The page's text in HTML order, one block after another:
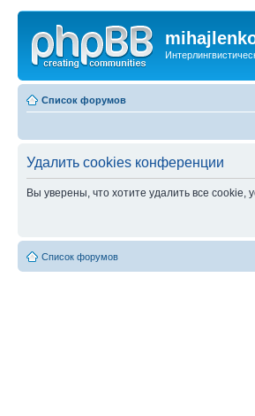
Список форумов
Удалить cookies конференции
Вы уверены, что хотите удалить все
Список форумов